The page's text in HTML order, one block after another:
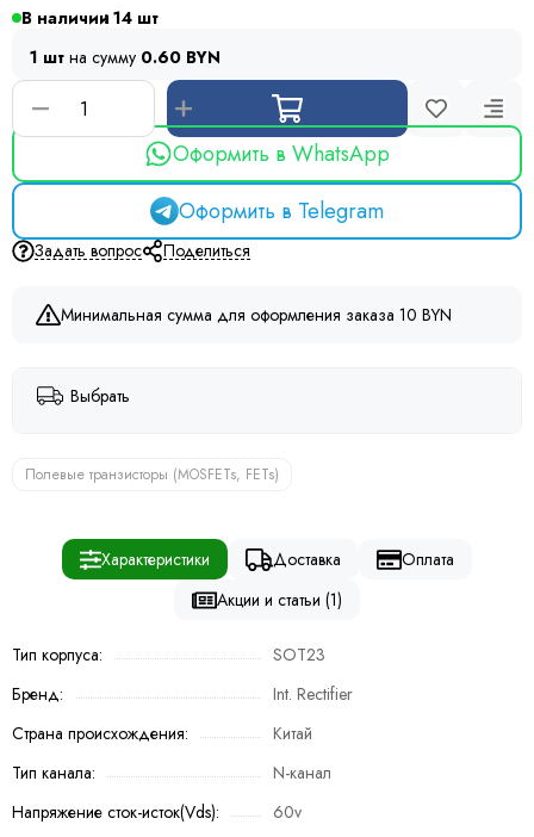
В наличии 14
1 шт на сумму 0.60 BYN
Оформить в WhatsApp
Оформить в Telegram
Задать вопрос Поделиться
Минимальная сумма для оформления заказа 10 BYN
Выбрать
Полевые транзисторы (MOSFETs, FETs)
Характеристики Доставка
Оплата
Акции и статьи (1)
Тип корпуса:
SOT23
Бренд:
Int. Rectifier
Страна происхождения:
Китай
Тип канала:
N-канал
Напряжение сток-исток(Vds):
60v